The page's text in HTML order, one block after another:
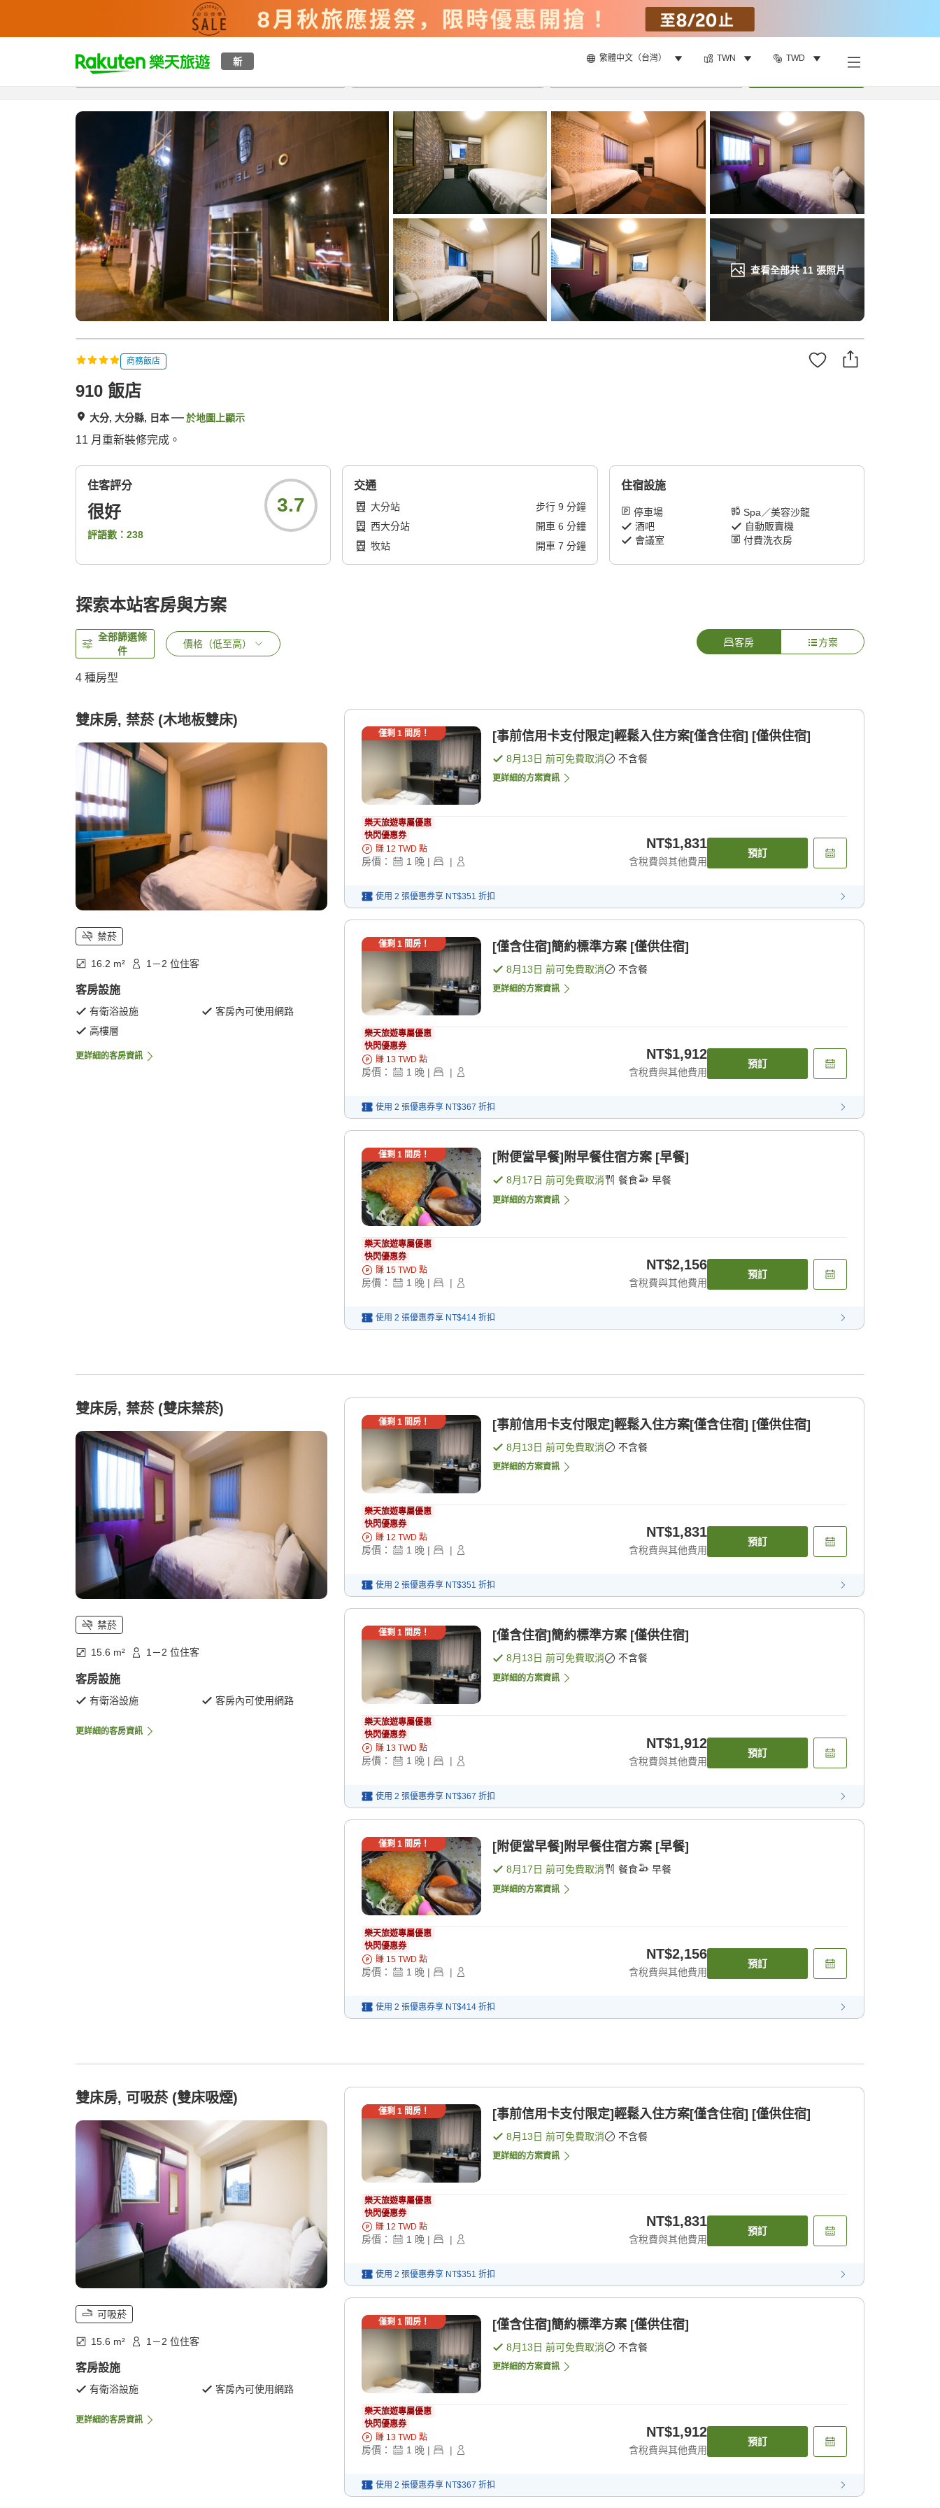
新 繁體中文（台灣） TWN TWD
t
p
a
_
s
e
r
c
h
查看全部共11張照片
總覽客房與方案評語設施
商務飯店
910 飯店
大分, 大分縣, 日本 於地圖上顯示
11 月重新裝修完成。
住客評分
很好
評語數： 238
3.7
交通
大分站 步行 9 分鐘
西大分站
開車 6 分鐘
牧站
開車 7 分鐘
住宿設施
停車場
Spa／美容沙龍
酒吧
自動販賣機
會議室
付費洗衣房
探索本站客房與方案
全部篩選條
件
價格（低至高） 客房 方案
4 種房型
雙床房, 禁菸 (木地板雙床)
禁菸
16.2 m² 1－2 位住客
客房設施
有衛浴設施
客房內可使用網路
高樓層
更詳細的客房資訊
僅剩 1間房！ [事前信用卡支付限定]輕鬆入住方案[僅含住宿] [僅供住宿]
8月13日 前可免費取消 不含餐
更詳細的方案資訊
樂天旅遊專屬優惠
快閃優惠券
賺 12 TWD 點
房價： 1 晚 | |
NT$1,831
含稅費與其他費用
預訂
使用 2 張優惠券享 NT$351 折扣
僅剩 1間房！ [僅含住宿]簡約標準方案 [僅供住宿]
8月13日 前可免費取消 不含餐
更詳細的方案資訊
樂天旅遊專屬優惠
快閃優惠券
賺 13 TWD 點
房價： 1 晚 | |
NT$1,912
含稅費與其他費用
預訂
使用 2 張優惠券享 NT$367 折扣
僅剩 1間房！ [附便當早餐]附早餐住宿方案 [早餐]
8月17日 前可免費取消 餐食 早餐
更詳細的方案資訊
樂天旅遊專屬優惠
快閃優惠券
賺 15 TWD 點
房價： 1 晚 | |
NT$2,156
含稅費與其他費用
預訂
使用 2 張優惠券享 NT$414 折扣
雙床房, 禁菸 (雙床禁菸)
禁菸
15.6 m² 1－2 位住客
客房設施
有衛浴設施 客房內可使用網路
更詳細的客房資訊
僅剩 1間房！ [事前信用卡支付限定]輕鬆入住方案[僅含住宿] [僅供住宿]
8月13日 前可免費取消 不含餐
更詳細的方案資訊
樂天旅遊專屬優惠
快閃優惠券
賺 12 TWD 點
房價： 1 晚 | |
NT$1,831
含稅費與其他費用
預訂
使用 2 張優惠券享 NT$351 折扣
僅剩 1間房！ [僅含住宿]簡約標準方案 [僅供住宿]
8月13日 前可免費取消 不含餐
更詳細的方案資訊
樂天旅遊專屬優惠
快閃優惠券
賺 13 TWD 點
房價： 1 晚 | |
NT$1,912
含稅費與其他費用
預訂
使用 2 張優惠券享 NT$367 折扣
僅剩 1 間房！ [附便當早餐]附早餐住宿方案 [早餐]
8月17日 前可免費取消 餐食 早餐
更詳細的方案資訊
樂天旅遊專屬優惠
快閃優惠券
賺 15 TWD 點
房價： 1 晚 | |
NT$2,156
含稅費與其他費用
預訂
使用 2 張優惠券享 NT$414 折扣
雙床房, 可吸菸 (雙床吸煙)
可吸菸
15.6 m² 1－2 位住客
客房設施
有衛浴設施 客房內可使用網路
更詳細的客房資訊
僅剩 1 間房！ [事前信用卡支付限定]輕鬆入住方案[僅含住宿] [僅供住宿]
8月13日 前可免費取消 不含餐
更詳細的方案資訊
樂天旅遊專屬優惠
快閃優惠券
賺 12 TWD 點
房價： 1 晚 | |
NT$1,831
含稅費與其他費用
預訂
使用 2 張優惠券享 NT$351 折扣
僅剩 1 間房！ [僅含住宿]簡約標準方案 [僅供住宿]
8月13日 前可免費取消 不含餐
更詳細的方案資訊
樂天旅遊專屬優惠
快閃優惠券
賺 13 TWD 點
房價： 1 晚 | |
NT$1,912
含稅費與其他費用
預訂
使用 2 張優惠券享 NT$367 折扣